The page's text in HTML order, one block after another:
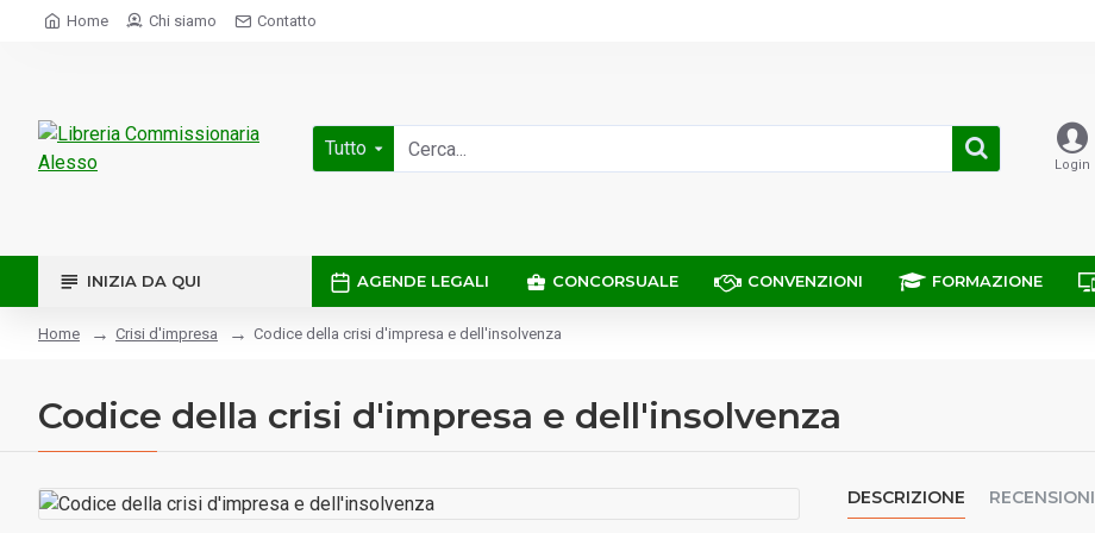
Home Chi siamo Contatto
Tutto
Login
INIZIA DA QUI AGENDE LEGALI CONCORSUALE CONVENZIONI FORMAZIONE
Home Crisi d'impresa Codice della crisi d'impresa e dell'insolvenza
Codice della crisi d'impresa e dell'insolvenza
DESCRIZIONE RECENSIONI